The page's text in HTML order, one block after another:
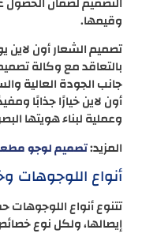
وقيمها.
تصميم الشعار أون لاين
بالتعاقد مع وكالة
جانب الجودة العالية
أون لاين خيارًا جذابًا
وعملية لبناء هويتها
المزيد:تصميم لوجو
أنواع اللوجوهات
تتنوع أنواع
إيصالها، ولكل نوع